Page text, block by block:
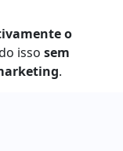
o
isso sem
.